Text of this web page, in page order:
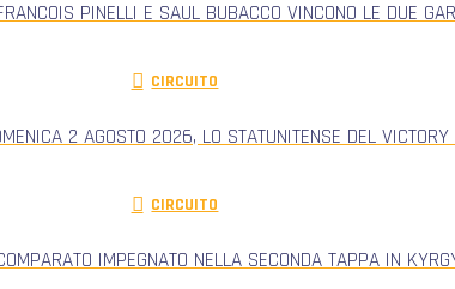
PINELLI E SAUL BUBACCO VINCONO LE DUE
CIRCUITO
2 AGOSTO 2026, LO STATUNITENSE DEL
CIRCUITO
IMPEGNATO NELLA SECONDA TAPPA IN